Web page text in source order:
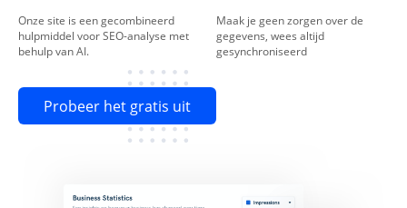
Onze site is een gecombineerd
hulpmiddel voor SEO-analyse met
behulp van AI.
Maak je geen zorgen over de
gegevens, wees altijd
gesynchroniseerd
Probeer het gratis uit